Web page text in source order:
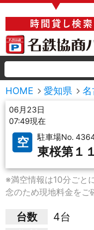
▼
HOME 愛知県 名
06月23日
07:49現在
空 駐車場No.
東桜第１１
※満空情報は10分ごと
念のため現地料金をご
台数
4台